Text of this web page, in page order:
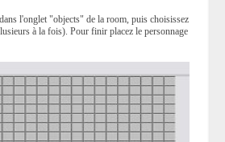
l'onglet "objects" de la room, puis choisissez
à la fois). Pour finir placez le personnage